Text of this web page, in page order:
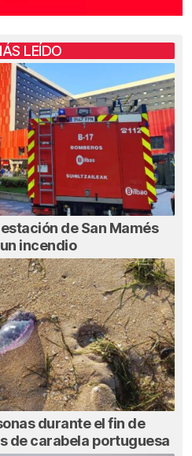
LEÍDO
de San Mamés
incendio
durante el fin de
de carabela portuguesa